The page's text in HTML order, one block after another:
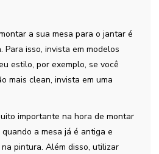
a sua mesa para o jantar é
isso, invista em modelos
estilo, por exemplo, se você
mais clean, invista em uma
importante na hora de montar
a mesa já é antiga e
pintura. Além disso, utilizar